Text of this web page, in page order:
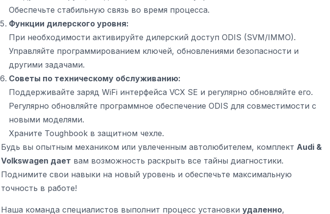
Обеспечьте стабильную связь во время процесса.
Функции дилерского уровня:
При необходимости активируйте дилерский доступ ODIS (SVM/IMMO).
Управляйте программированием ключей, обновлениями безопасности и
другими задачами.
Советы по техническому обслуживанию:
Поддерживайте заряд WiFi интерфейса VCX SE и регулярно обновляйте его.
Регулярно обновляйте программное обеспечение ODIS для совместимости с
новыми моделями.
Храните Toughbook в защитном чехле.
Будь вы опытным механиком или увлеченным автолюбителем, комплект Audi &
Volkswagen дает вам возможность раскрыть все тайны диагностики.
Поднимите свои навыки на новый уровень и обеспечьте максимальную
точность в работе!
Наша команда специалистов выполнит процесс установки удаленно,